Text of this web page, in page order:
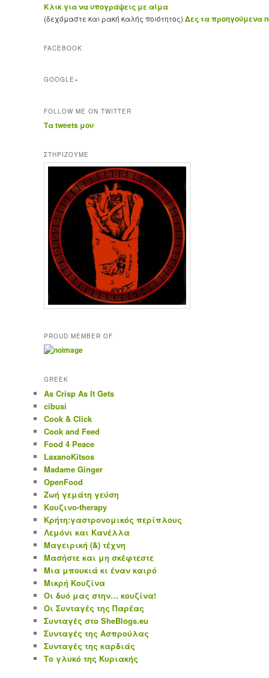
Κλικ για να υπογράψεις με αίμα
(δεχόμαστε και ρακή καλής ποιότητος) Δες τα προηγούμενα
FACEBOOK
GOOGLE+
FOLLOW ME ON TWITTER
Τα tweets μου
ΣΤΗΡΊΖΟΥΜΕ
PROUD MEMBER OF
GREEK
As Crisp As It Gets
cibusi
Cook & Click
Cook and Feed
Food 4 Peace
LaxanoKitsos
Madame Ginger
OpenFood
Ζωή γεμάτη γεύση
Κουζινο-therapy
Κρήτη:γαστρονομικός περίπλους
Λεμόνι και Κανέλλα
Μαγειρική (&) τέχνη
Μασήστε και μη σκέφτεστε
Μια μπουκιά κι έναν καιρό
Μικρή Κουζίνα
Οι δυό μας στην… κουζίνα!
Οι Συνταγές της Παρέας
Συνταγές στο SheBlogs.eu
Συνταγές της Ασπρούλας
Συνταγές της καρδιάς
Το γλυκό της Κυριακής